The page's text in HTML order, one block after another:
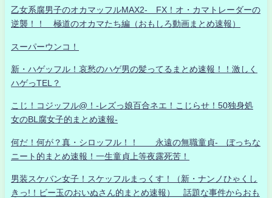
乙女系腐男子のオカマッフルMAX2- FX！オ・カマトレーダーの
逆襲！！ 極道のオカマたち編（おもしろ動画まとめ速報）
スーパーウンコ！
新・ハゲッフル！哀愁のハゲ男の髪ってるまとめ速報！！激しく
ハゲっTEL？
こじ！コジッフル@！-レズっ娘百合ネエ！こじらせ！50独身処
女のBL腐女子的まとめ速報-
何だ！何が？真・シロッフル！！ 永遠の無職童貞- ぼっちな
ニート的まとめ速報！一生童貞上等夜露死苦！
男装スケバン女子！スケッフルまっくす！（新・ナンノひゃくし
きっ!！ビー玉のおいぬさん的まとめ速報） 話題な事件からおも